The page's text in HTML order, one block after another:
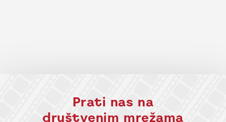
Prati nas na
društvenim mrežama